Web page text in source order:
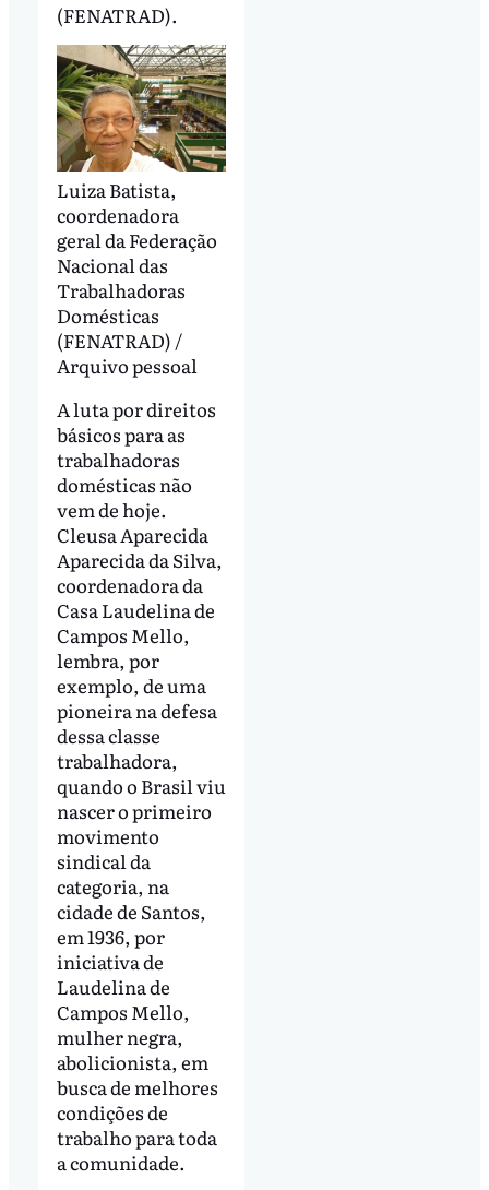
(FENATRAD).
Luiza Batista,
coordenadora
geral da Federação
Nacional das
Trabalhadoras
Domésticas
(FENATRAD) /
Arquivo pessoal
A luta por direitos
básicos para as
trabalhadoras
domésticas não
vem de hoje.
Cleusa Aparecida
Aparecida da Silva,
coordenadora da
Casa Laudelina de
Campos Mello,
lembra, por
exemplo, de uma
pioneira na defesa
dessa classe
trabalhadora,
quando o Brasil viu
nascer o primeiro
movimento
sindical da
categoria, na
cidade de Santos,
em 1936, por
iniciativa de
Laudelina de
Campos Mello,
mulher negra,
abolicionista, em
busca de melhores
condições de
trabalho para toda
a comunidade.